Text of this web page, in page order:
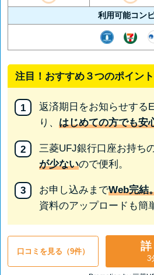
利用可能コン
注目！おすすめ３つのポイント
返済期日をお知らせする
り、 はじめての方でも安
三菱UFJ銀行口座お持ち
が少ないので便利。
お申し込みまでWeb完結
資料のアップロードも簡
口コミを見る（9件） 詳
3